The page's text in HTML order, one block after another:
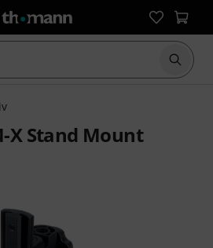
Börja
X Stand Mount
från 2 kundbetyg